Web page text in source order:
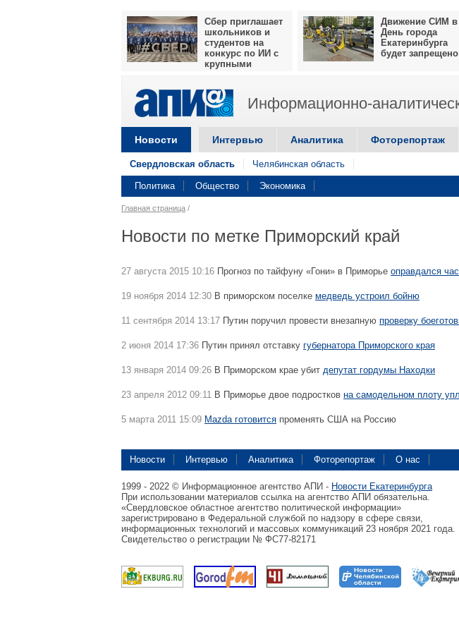
Сбер приглашает
школьников и
студентов на
конкурс по ИИ с
крупными
Движение СИМ в
День города
Екатеринбурга
будет запрещено
Информационно-
Новости Интервью Аналитика Фоторепортаж
Свердловская область Челябинская область
Политика Общество Экономика
Главная страница /
Новости по метке Приморский край
27 августа 2015 10:16 Прогноз по тайфуну «Гони» в Приморье оправдался
19 ноября 2014 12:30 В приморском поселке медведь устроил бойню
11 сентября 2014 13:17 Путин поручил провести внезапную проверку
2 июня 2014 17:36 Путин принял отставку губернатора Приморского края
13 января 2014 09:26 В Приморском крае убит депутат гордумы Находки
23 апреля 2012 09:11 В Приморье двое подростков на самодельном плоту
5 марта 2011 15:09 Mazda готовится променять США на Россию
Новости Интервью Аналитика Фоторепортаж О нас
1999 - 2022 © Информационное агентство АПИ - Новости Екатеринбурга
При использовании материалов ссылка на агентство АПИ обязательна.
«Свердловское областное агентство политической информации»
зарегистрировано в Федеральной службой по надзору в сфере связи,
информационных технологий и массовых коммуникаций 23 ноября 2021 года.
Свидетельство о регистрации № ФС77-82171